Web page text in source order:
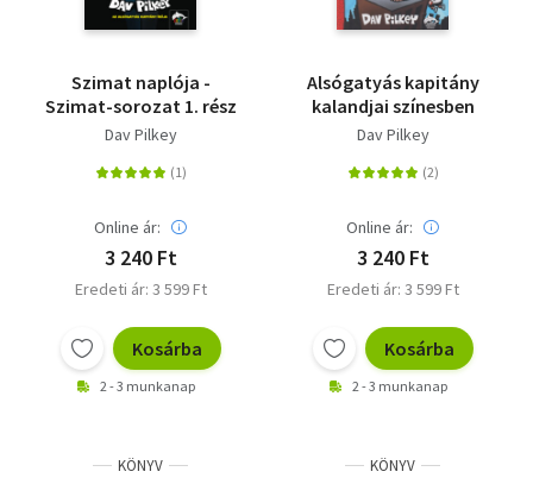
Szimat naplója -
Szimat-sorozat 1. rész
Dav Pilkey
Online ár:
3 240 Ft
Eredeti ár: 3 599 Ft
Kosárba
2 - 3 munkanap
Alsógatyás kapitány
kalandjai színesben
Dav Pilkey
Online ár:
3 240 Ft
Eredeti ár: 3 599 Ft
Kosárba
2 - 3 munkanap
KÖNYV KÖNYV